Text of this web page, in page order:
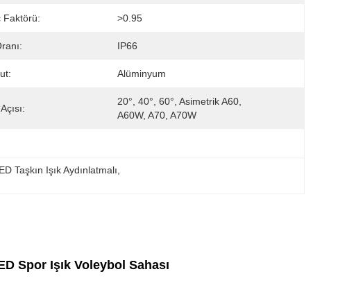
Faktörü: >0.95
IP66
Alüminyum
20°, 40°, 60°, Asimetrik A60,
A60W, A70, A70W
Taşkın Işık Aydınlatmalı
Spor Işık Voleybol Sahası